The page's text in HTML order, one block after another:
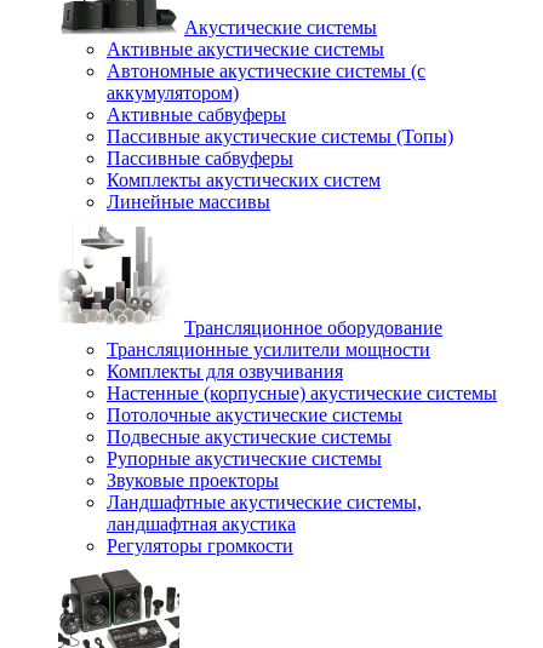
Акустические системы
Активные акустические системы
Автономные акустические системы (с
аккумулятором)
Активные сабвуферы
Пассивные акустические системы (Топы)
Пассивные сабвуферы
Комплекты акустических систем
Линейные массивы
Трансляционное оборудование
Трансляционные усилители мощности
Комплекты для озвучивания
Настенные (корпусные) акустические системы
Потолочные акустические системы
Подвесные акустические системы
Рупорные акустические системы
Звуковые проекторы
Ландшафтные акустические системы,
ландшафтная акустика
Регуляторы громкости